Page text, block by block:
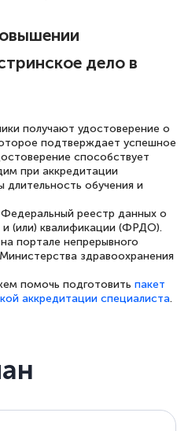
Всё чётко и
повышение
- СПАСИБО!
прошла курс
по
преподаватель
со мной
на все
дело в
получают удостоверение о
подтверждает успешное
способствует
при аккредитации
длительность обучения и
реестр данных о
(или) квалификации (ФРДО).
портале непрерывного
здравоохранения
помочь подготовить пакет
аккредитации специалиста.